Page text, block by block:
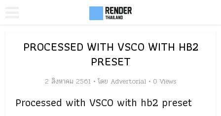
PROCESSED WITH VSCO WITH HB2
PRESET
2 สิงหาคม 2561 โดย Advertorial 0 Views
Processed with VSCO with hb2 preset